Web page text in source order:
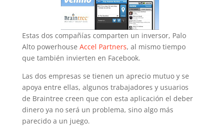
Estas dos compañías comparten un inversor, Palo
Alto powerhouse Accel Partners, al mismo tiempo
que también invierten en Facebook.
Las dos empresas se tienen un aprecio mutuo y se
apoya entre ellas, algunos trabajadores y usuarios
de Braintree creen que con esta aplicación el deber
dinero ya no será un problema, sino algo más
parecido a un juego.